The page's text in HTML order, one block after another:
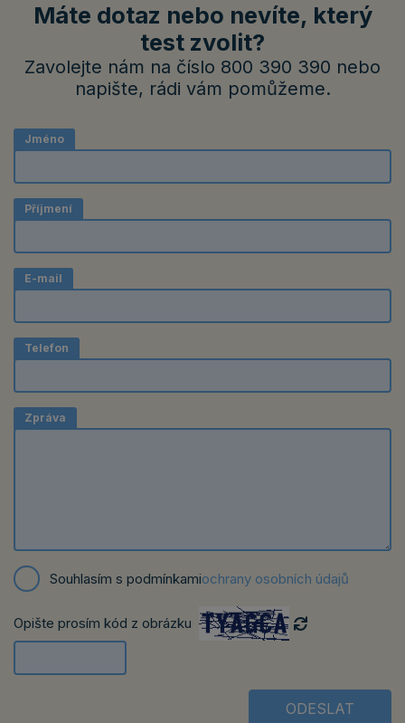
Máte dotaz nebo nevíte, který
test zvolit?
Zavolejte nám na číslo 800 390 390 nebo
napište, rádi vám pomůžeme.
Jméno
Příjmení
E-mail
Telefon
Zpráva
Souhlasím s podmínkamiochrany osobních údajů
Opište prosím kód z obrázku
ODESLAT